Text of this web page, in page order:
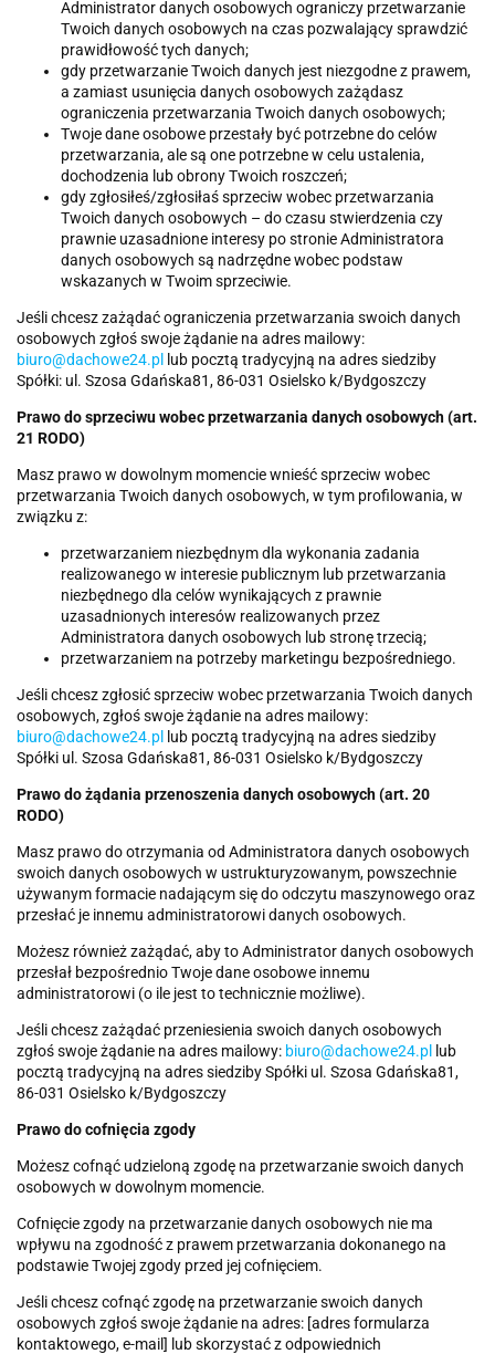
Administrator danych osobowych ograniczy przetwarzanie
Twoich danych osobowych na czas pozwalający sprawdzić
prawidłowość tych danych;
gdy przetwarzanie Twoich danych jest niezgodne z prawem,
a zamiast usunięcia danych osobowych zażądasz
ograniczenia przetwarzania Twoich danych osobowych;
Twoje dane osobowe przestały być potrzebne do celów
przetwarzania, ale są one potrzebne w celu ustalenia,
dochodzenia lub obrony Twoich roszczeń;
gdy zgłosiłeś/zgłosiłaś sprzeciw wobec przetwarzania
Twoich danych osobowych – do czasu stwierdzenia czy
prawnie uzasadnione interesy po stronie Administratora
danych osobowych są nadrzędne wobec podstaw
wskazanych w Twoim sprzeciwie.
Jeśli chcesz zażądać ograniczenia przetwarzania swoich danych
osobowych zgłoś swoje żądanie na adres mailowy:
biuro@dachowe24.pl lub pocztą tradycyjną na adres siedziby
Spółki: ul. Szosa Gdańska81, 86-031 Osielsko k/Bydgoszczy
Prawo do sprzeciwu wobec przetwarzania danych osobowych (art.
21 RODO)
Masz prawo w dowolnym momencie wnieść sprzeciw wobec
przetwarzania Twoich danych osobowych, w tym profilowania, w
związku z:
przetwarzaniem niezbędnym dla wykonania zadania
realizowanego w interesie publicznym lub przetwarzania
niezbędnego dla celów wynikających z prawnie
uzasadnionych interesów realizowanych przez
Administratora danych osobowych lub stronę trzecią;
przetwarzaniem na potrzeby marketingu bezpośredniego.
Jeśli chcesz zgłosić sprzeciw wobec przetwarzania Twoich danych
osobowych, zgłoś swoje żądanie na adres mailowy:
biuro@dachowe24.pl lub pocztą tradycyjną na adres siedziby
Spółki ul. Szosa Gdańska81, 86-031 Osielsko k/Bydgoszczy
Prawo do żądania przenoszenia danych osobowych (art. 20
RODO)
Masz prawo do otrzymania od Administratora danych osobowych
swoich danych osobowych w ustrukturyzowanym, powszechnie
używanym formacie nadającym się do odczytu maszynowego oraz
przesłać je innemu administratorowi danych osobowych.
Możesz również zażądać, aby to Administrator danych osobowych
przesłał bezpośrednio Twoje dane osobowe innemu
administratorowi (o ile jest to technicznie możliwe).
Jeśli chcesz zażądać przeniesienia swoich danych osobowych
zgłoś swoje żądanie na adres mailowy: biuro@dachowe24.pl lub
pocztą tradycyjną na adres siedziby Spółki ul. Szosa Gdańska81,
86-031 Osielsko k/Bydgoszczy
Prawo do cofnięcia zgody
Możesz cofnąć udzieloną zgodę na przetwarzanie swoich danych
osobowych w dowolnym momencie.
Cofnięcie zgody na przetwarzanie danych osobowych nie ma
wpływu na zgodność z prawem przetwarzania dokonanego na
podstawie Twojej zgody przed jej cofnięciem.
Jeśli chcesz cofnąć zgodę na przetwarzanie swoich danych
osobowych zgłoś swoje żądanie na adres: [adres formularza
kontaktowego, e-mail] lub skorzystać z odpowiednich